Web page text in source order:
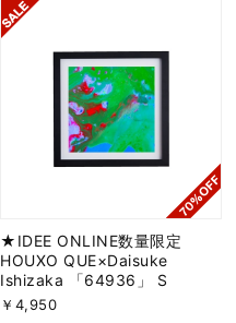
★IDEE ONLINE数量限定
HOUXO QUE×Daisuke
Ishizaka 「64936」 S
￥4,950